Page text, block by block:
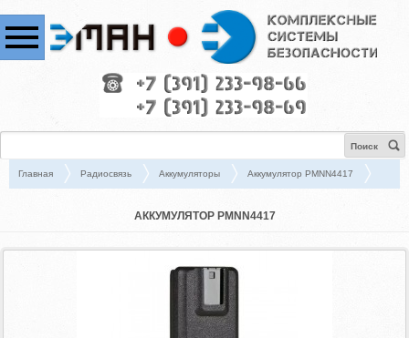
Поиск
Главная Радиосвязь Аккумуляторы Аккумулятор PMNN4417
АККУМУЛЯТОР PMNN4417